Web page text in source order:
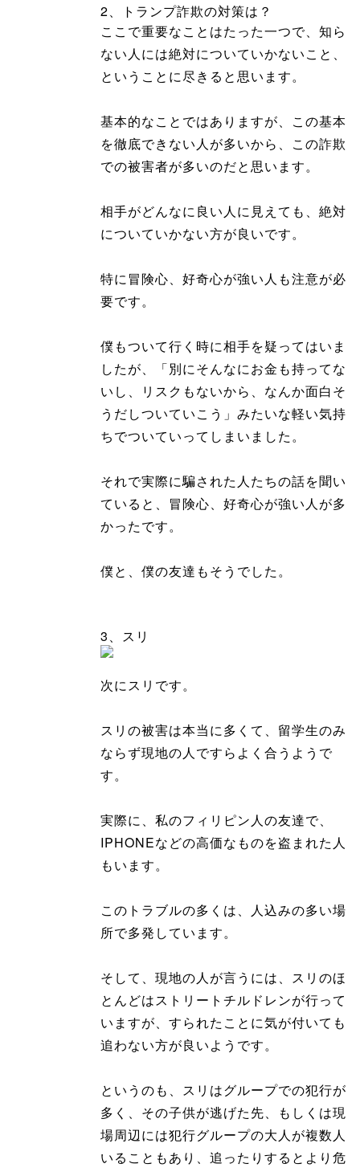
2、トランプ詐欺の対策は？
ここで重要なことはたった一つで、知ら
ない人には絶対についていかないこと、
ということに尽きると思います。
基本的なことではありますが、この基本
を徹底できない人が多いから、この詐欺
での被害者が多いのだと思います。
相手がどんなに良い人に見えても、絶対
についていかない方が良いです。
特に冒険心、好奇心が強い人も注意が必
要です。
僕もついて行く時に相手を疑ってはいま
したが、「別にそんなにお金も持ってな
いし、リスクもないから、なんか面白そ
うだしついていこう」みたいな軽い気持
ちでついていってしまいました。
それで実際に騙された人たちの話を聞い
ていると、冒険心、好奇心が強い人が多
かったです。
僕と、僕の友達もそうでした。
3、スリ
次にスリです。
スリの被害は本当に多くて、留学生のみ
ならず現地の人ですらよく合うようで
す。
実際に、私のフィリピン人の友達で、
IPHONEなどの高価なものを盗まれた人
もいます。
このトラブルの多くは、人込みの多い場
所で多発しています。
そして、現地の人が言うには、スリのほ
とんどはストリートチルドレンが行って
いますが、すられたことに気が付いても
追わない方が良いようです。
というのも、スリはグループでの犯行が
多く、その子供が逃げた先、もしくは現
場周辺には犯行グループの大人が複数人
いることもあり、追ったりするとより危